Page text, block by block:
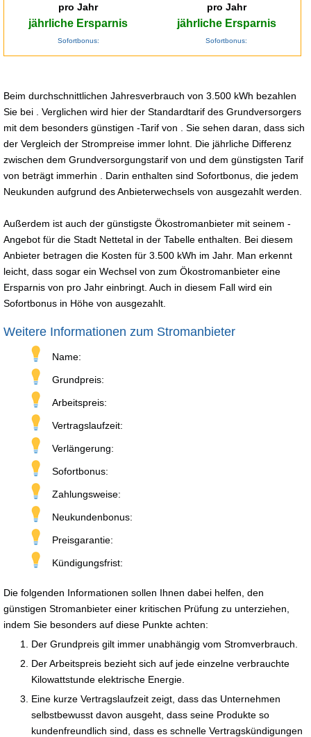
pro Jahr
jährliche Ersparnis
Sofortbonus:
pro Jahr
jährliche Ersparnis
Sofortbonus:
Beim durchschnittlichen Jahresverbrauch von 3.500 kWh bezahlen
Sie bei . Verglichen wird hier der Standardtarif des Grundversorgers
mit dem besonders günstigen -Tarif von . Sie sehen daran, dass sich
der Vergleich der Strompreise immer lohnt. Die jährliche Differenz
zwischen dem Grundversorgungstarif von und dem günstigsten Tarif
von beträgt immerhin . Darin enthalten sind Sofortbonus, die jedem
Neukunden aufgrund des Anbieterwechsels von ausgezahlt werden.
Außerdem ist auch der günstigste Ökostromanbieter mit seinem -
Angebot für die Stadt Nettetal in der Tabelle enthalten. Bei diesem
Anbieter betragen die Kosten für 3.500 kWh im Jahr. Man erkennt
leicht, dass sogar ein Wechsel von zum Ökostromanbieter eine
Ersparnis von pro Jahr einbringt. Auch in diesem Fall wird ein
Sofortbonus in Höhe von ausgezahlt.
Weitere Informationen zum Stromanbieter
Name:
Grundpreis:
Arbeitspreis:
Vertragslaufzeit:
Verlängerung:
Sofortbonus:
Zahlungsweise:
Neukundenbonus:
Preisgarantie:
Kündigungsfrist:
Die folgenden Informationen sollen Ihnen dabei helfen, den
günstigen Stromanbieter einer kritischen Prüfung zu unterziehen,
indem Sie besonders auf diese Punkte achten:
Der Grundpreis gilt immer unabhängig vom Stromverbrauch.
Der Arbeitspreis bezieht sich auf jede einzelne verbrauchte
Kilowattstunde elektrische Energie.
Eine kurze Vertragslaufzeit zeigt, dass das Unternehmen
selbstbewusst davon ausgeht, dass seine Produkte so
kundenfreundlich sind, dass es schnelle Vertragskündigungen